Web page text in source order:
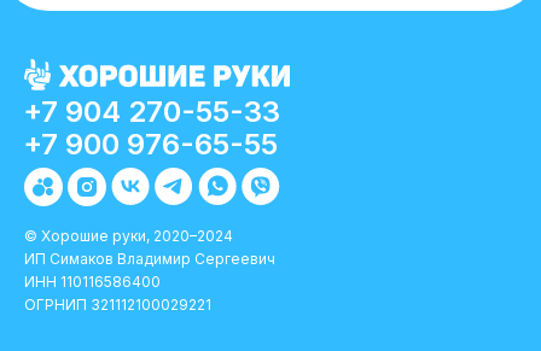
+7 904 270-55-33
© Хорошие руки, 2020–2024
ИП Симаков Владимир Сергеевич
ИНН 110116586400
ОГРНИП 321112100029221
+7 900 976-65-55